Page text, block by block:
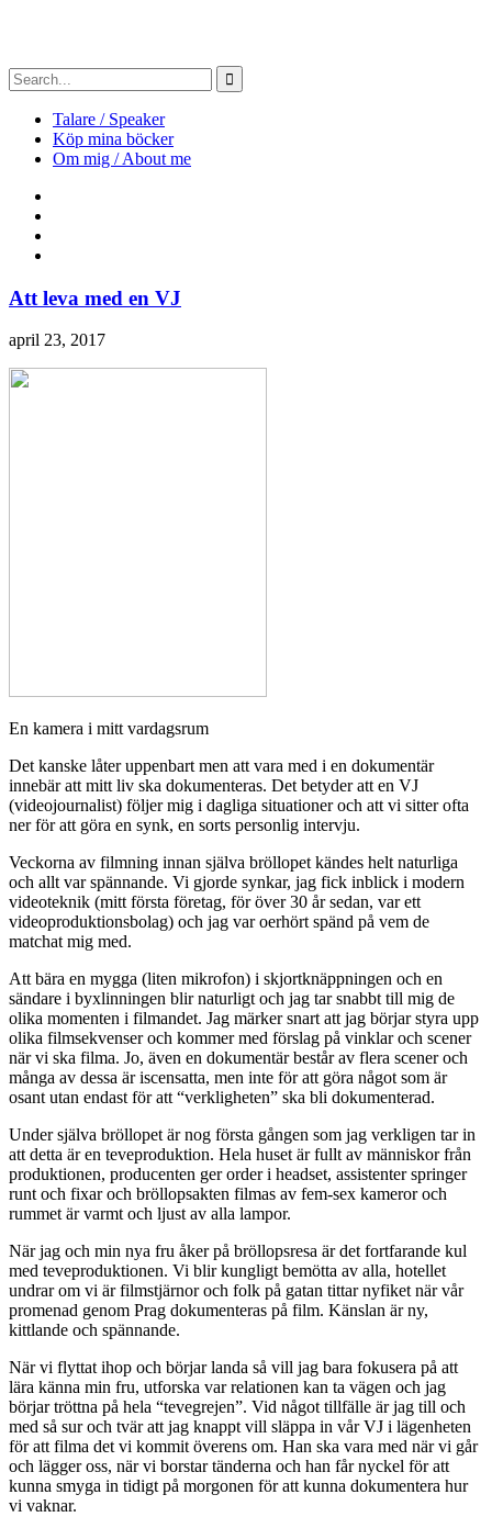
Talare / Speaker
Köp mina böcker
Om mig / About me
Att leva med en VJ
april 23, 2017
En kamera i mitt vardagsrum
Det kanske låter uppenbart men att vara med i en dokumentär
innebär att mitt liv ska dokumenteras. Det betyder att en VJ
(videojournalist) följer mig i dagliga situationer och att vi sitter ofta
ner för att göra en synk, en sorts personlig intervju.
Veckorna av filmning innan själva bröllopet kändes helt naturliga
och allt var spännande. Vi gjorde synkar, jag fick inblick i modern
videoteknik (mitt första företag, för över 30 år sedan, var ett
videoproduktionsbolag) och jag var oerhört spänd på vem de
matchat mig med.
Att bära en mygga (liten mikrofon) i skjortknäppningen och en
sändare i byxlinningen blir naturligt och jag tar snabbt till mig de
olika momenten i filmandet. Jag märker snart att jag börjar styra upp
olika filmsekvenser och kommer med förslag på vinklar och scener
när vi ska filma. Jo, även en dokumentär består av flera scener och
många av dessa är iscensatta, men inte för att göra något som är
osant utan endast för att “verkligheten” ska bli dokumenterad.
Under själva bröllopet är nog första gången som jag verkligen tar in
att detta är en teveproduktion. Hela huset är fullt av människor från
produktionen, producenten ger order i headset, assistenter springer
runt och fixar och bröllopsakten filmas av fem-sex kameror och
rummet är varmt och ljust av alla lampor.
När jag och min nya fru åker på bröllopsresa är det fortfarande kul
med teveproduktionen. Vi blir kungligt bemötta av alla, hotellet
undrar om vi är filmstjärnor och folk på gatan tittar nyfiket när vår
promenad genom Prag dokumenteras på film. Känslan är ny,
kittlande och spännande.
När vi flyttat ihop och börjar landa så vill jag bara fokusera på att
lära känna min fru, utforska var relationen kan ta vägen och jag
börjar tröttna på hela “tevegrejen”. Vid något tillfälle är jag till och
med så sur och tvär att jag knappt vill släppa in vår VJ i lägenheten
för att filma det vi kommit överens om. Han ska vara med när vi går
och lägger oss, när vi borstar tänderna och han får nyckel för att
kunna smyga in tidigt på morgonen för att kunna dokumentera hur
vi vaknar.